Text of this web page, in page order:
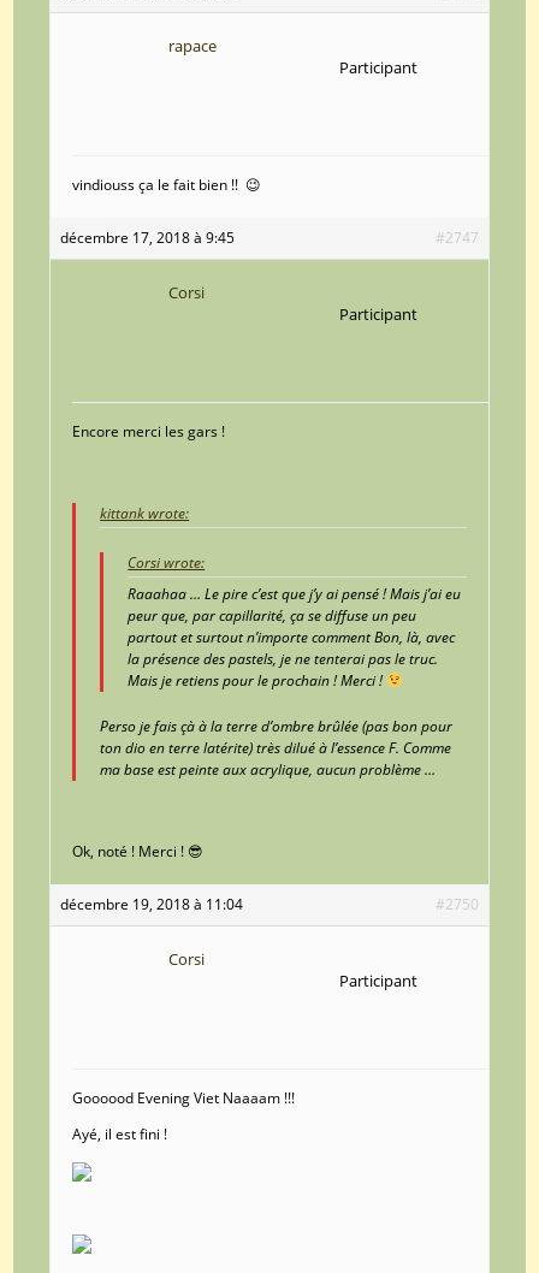
rapace
Participant
vindiouss ça le fait bien !! 😉
décembre 17, 2018 à 9:45 #2747
Corsi
Participant
Encore merci les gars !
kittank wrote:
Corsi wrote:
Raaahaa … Le pire c’est que j’y ai pensé ! Mais j’ai eu
peur que, par capillarité, ça se diffuse un peu
partout et surtout n’importe comment Bon, là, avec
la présence des pastels, je ne tenterai pas le truc.
Mais je retiens pour le prochain ! Merci !
Perso je fais çà à la terre d’ombre brûlée (pas bon pour
ton dio en terre latérite) très dilué à l’essence F. Comme
ma base est peinte aux acrylique, aucun problème …
Ok, noté ! Merci ! 😎
décembre 19, 2018 à 11:04 #2750
Corsi
Participant
Goooood Evening Viet Naaaam !!!
Ayé, il est fini !